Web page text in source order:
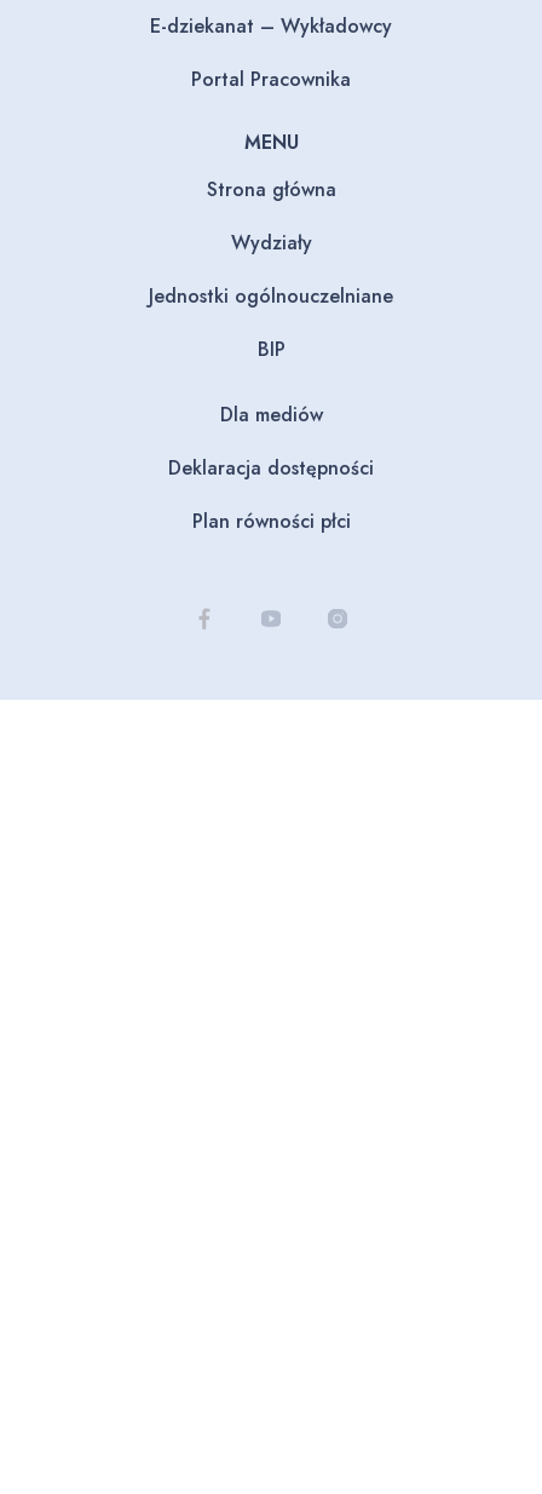
E-dziekanat – Wykładowcy
Portal Pracownika
MENU
Strona główna
Wydziały
Jednostki ogólnouczelniane
BIP
Dla mediów
Deklaracja dostępności
Plan równości płci